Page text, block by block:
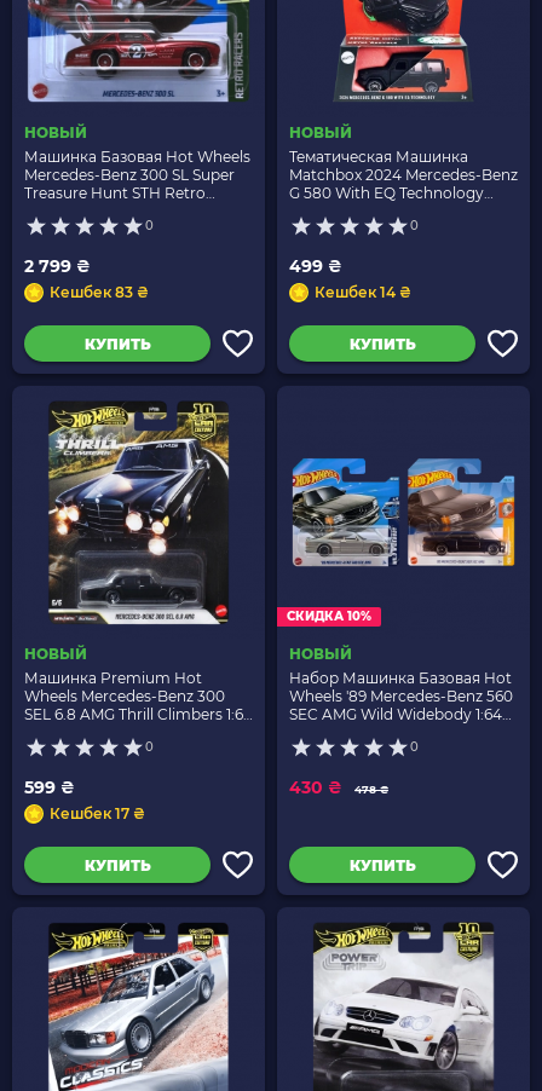
НОВЫЙ
Машинка Базовая Hot Wheels
Mercedes-Benz 300 SL Super
Treasure Hunt STH Retro
0
2 799 ₴
Кешбек 83 ₴
КУПИТЬ
НОВЫЙ
Тематическая Машинка
Matchbox 2024 Mercedes-Benz
G 580 With EQ Technology
0
499 ₴
Кешбек 14 ₴
КУПИТЬ
НОВЫЙ
Машинка Premium Hot
Wheels Mercedes-Benz 300
SEL 6.8 AMG Thrill Climbers 1:64
0
599 ₴
Кешбек 17 ₴
КУПИТЬ
СКИДКА 10%
НОВЫЙ
Набор Машинка Базовая Hot
Wheels '89 Mercedes-Benz 560
SEC AMG Wild Widebody 1:64
0
478 ₴
430 ₴
КУПИТЬ